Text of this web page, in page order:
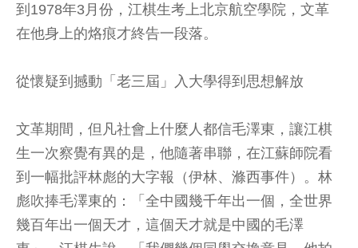
到1978年3月份，江棋生考上北京航空學院，文革
在他身上的烙痕才終告一段落。
從懷疑到撼動「老三屆」入大學得到思想解放
文革期間，但凡社會上什麼人都信毛澤東，讓江棋
生一次察覺有異的是，他隨著串聯，在江蘇師院看
到一幅批評林彪的大字報（伊林、滌西事件）。林
彪吹捧毛澤東的：「全中國幾千年出一個，全世界
幾百年出一個天才，這個天才就是中國的毛澤